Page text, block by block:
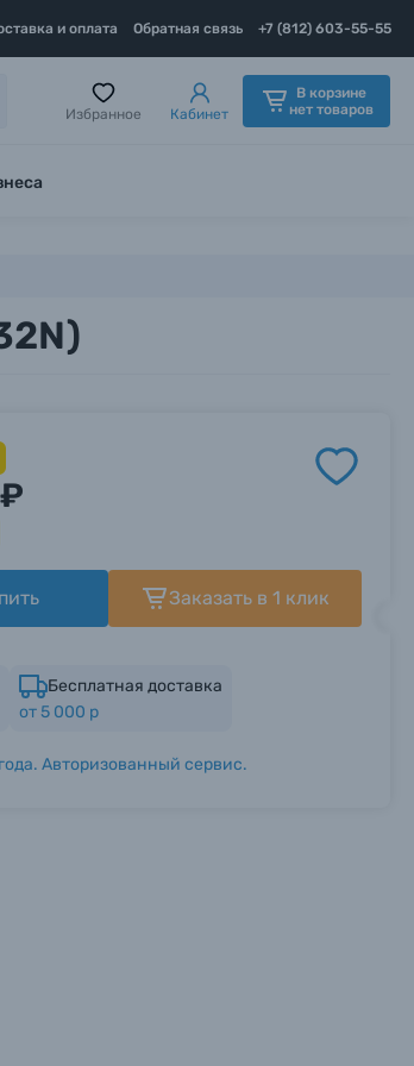
и оплата Обратная связь +7 (812) 603-55-55
Избранное Кабинет
В корзине
нет товаров
Заказать в 1 клик
Бесплатная доставка
от 5 000 р
Авторизованный сервис.